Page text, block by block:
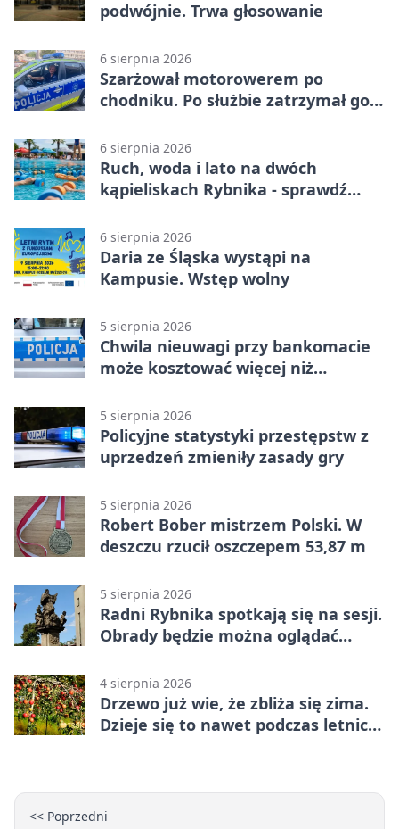
podwójnie. Trwa głosowanie
6 sierpnia 2026
Szarżował motorowerem po
chodniku. Po służbie zatrzymał go
6 sierpnia 2026
Ruch, woda i lato na dwóch
kąpieliskach Rybnika - sprawdź
6 sierpnia 2026
Daria ze Śląska wystąpi na
Kampusie. Wstęp wolny
5 sierpnia 2026
Chwila nieuwagi przy bankomacie
może kosztować więcej niż
5 sierpnia 2026
Policyjne statystyki przestępstw z
uprzedzeń zmieniły zasady gry
5 sierpnia 2026
Robert Bober mistrzem Polski. W
deszczu rzucił oszczepem 53,87 m
5 sierpnia 2026
Radni Rybnika spotkają się na sesji.
Obrady będzie można oglądać
4 sierpnia 2026
Drzewo już wie, że zbliża się zima.
Dzieje się to nawet podczas letnich
<< Poprzedni